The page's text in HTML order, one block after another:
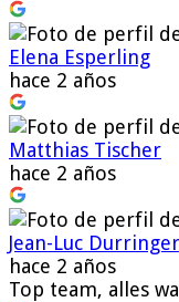
Elena Esperling
hace 2 años
Matthias Tischer
hace 2 años
Jean-Luc Durringer
hace 2 años
Top team, alles